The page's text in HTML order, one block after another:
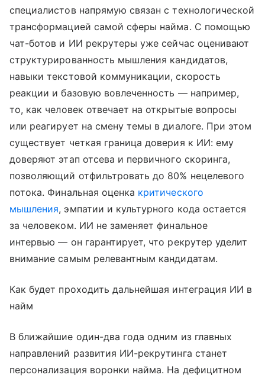
специалистов напрямую связан с технологической
трансформацией самой сферы найма. С помощью
чат-ботов и ИИ рекрутеры уже сейчас оценивают
структурированность мышления кандидатов,
навыки текстовой коммуникации, скорость
реакции и базовую вовлеченность — например,
то, как человек отвечает на открытые вопросы
или реагирует на смену темы в диалоге. При этом
существует четкая граница доверия к ИИ: ему
доверяют этап отсева и первичного скоринга,
позволяющий отфильтровать до 80% нецелевого
потока. Финальная оценка критического
мышления, эмпатии и культурного кода остается
за человеком. ИИ не заменяет финальное
интервью — он гарантирует, что рекрутер уделит
внимание самым релевантным кандидатам.
Как будет проходить дальнейшая интеграция ИИ в
найм
В ближайшие один-два года одним из главных
направлений развития ИИ-рекрутинга станет
персонализация воронки найма. На дефицитном